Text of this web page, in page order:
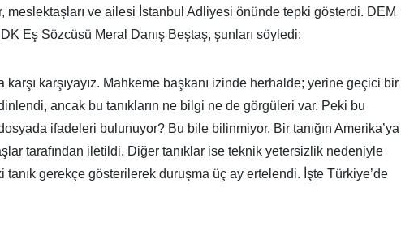
meslektaşları ve ailesi İstanbul Adliyesi önünde tepki gösterdi. DEM
Eş Sözcüsü Meral Danış Beştaş, şunları söyledi:
karşıyayız. Mahkeme başkanı izinde herhalde; yerine geçici bir
ancak bu tanıkların ne bilgi ne de görgüleri var. Peki bu
ifadeleri bulunuyor? Bu bile bilinmiyor. Bir tanığın Amerika’ya
tarafından iletildi. Diğer tanıklar ise teknik yetersizlik nedeniyle
tanık gerekçe gösterilerek duruşma üç ay ertelendi. İşte Türkiye’de